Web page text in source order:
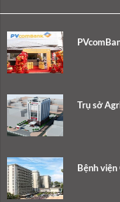
Trụ sở
Bệnh viện